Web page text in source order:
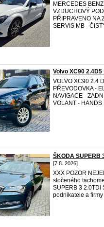
MERCEDES
VZDUCHOVÝ
PŘIPRAVENO NA
SERVIS MB -
Volvo XC90
VOLVO XC90 2.4
PŘEVODOVKA -
NAVIGACE -
VOLANT - HANDS
ŠKODA SUPERB
[7.8. 2026]
XXX POZOR
stočeného
SUPERB 3 2.0TDi
podnikatele a